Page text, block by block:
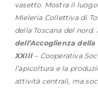
vasetto. Mostra il
Mieleria Collettiva di
della Toscana del
dell’Accoglienza
XXIII– Cooperativa
l’apicoltura e la
attività centrali, ma